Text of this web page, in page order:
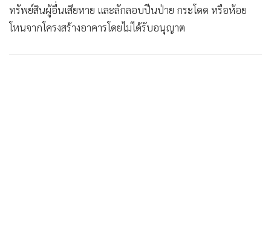
ทรัพย์สินผู้อื่นเสียหาย และลักลอบปีนป่าย กระโดด หรือห้อย
โหนจากโครงสร้างอาคารโดยไม่ได้รับอนุญาต